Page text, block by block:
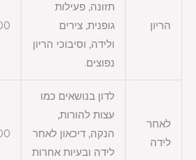
הריון
תזונה, פעילות
גופנית, צירים
ולידה, וסיבוכי הריון
נפוצים.
לאחר
לידה
לדון בנושאים כמו
עצות להורות,
הנקה, דיכאון לאחר
לידה ובעיות אחרות